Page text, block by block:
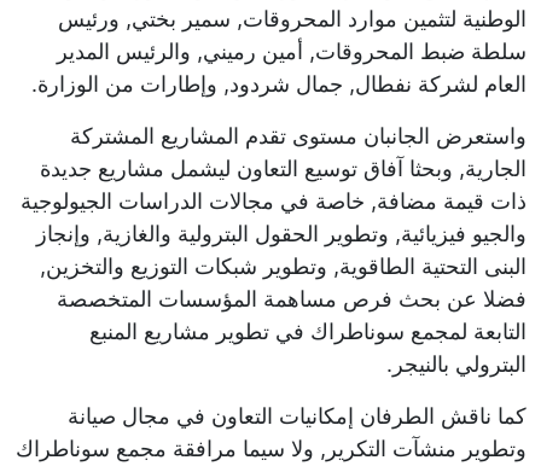
الوطنية لتثمين موارد المحروقات, سمير بختي, ورئيس
سلطة ضبط المحروقات, أمين رميني, والرئيس المدير
العام لشركة نفطال, جمال شردود, وإطارات من الوزارة.
واستعرض الجانبان مستوى تقدم المشاريع المشتركة
الجارية, وبحثا آفاق توسيع التعاون ليشمل مشاريع جديدة
ذات قيمة مضافة, خاصة في مجالات الدراسات الجيولوجية
والجيو فيزيائية, وتطوير الحقول البترولية والغازية, وإنجاز
البنى التحتية الطاقوية, وتطوير شبكات التوزيع والتخزين,
فضلا عن بحث فرص مساهمة المؤسسات المتخصصة
التابعة لمجمع سوناطراك في تطوير مشاريع المنبع
البترولي بالنيجر.
كما ناقش الطرفان إمكانيات التعاون في مجال صيانة
وتطوير منشآت التكرير, ولا سيما مرافقة مجمع سوناطراك